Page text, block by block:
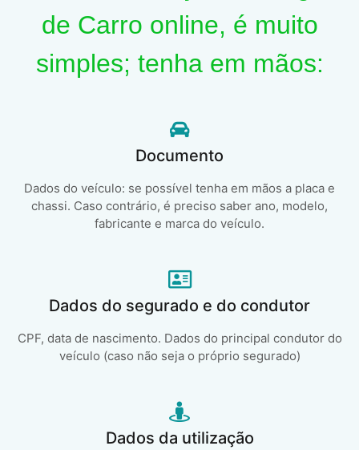
de Carro online, é muito
simples; tenha em mãos:
Documento
Dados do veículo: se possível tenha em mãos a placa e
chassi. Caso contrário, é preciso saber ano, modelo,
fabricante e marca do veículo.
Dados do segurado e do condutor
CPF, data de nascimento. Dados do principal condutor do
veículo (caso não seja o próprio segurado)
Dados da utilização